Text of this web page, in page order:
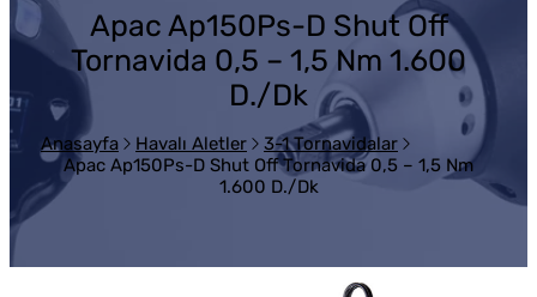
Apac Ap150Ps-D Shut Off
Tornavida 0,5 – 1,5 Nm 1.600
D./Dk
Anasayfa Havalı Aletler
3-1 Tornavidalar
Apac Ap150Ps-D Shut Off Tornavida 0,5 – 1,5 Nm
1.600 D./Dk